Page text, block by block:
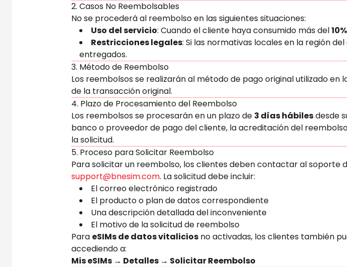
2. Casos No Reembolsables
No se procederá al reembolso en las siguientes situaciones:
Uso del servicio: Cuando el cliente haya consumido más del10%
Restricciones legales: Si las normativas locales en la región
entregados.
3. Método de Reembolso
Los reembolsos se realizarán al método de pago original utilizado
de la transacción original.
4. Plazo de Procesamiento del Reembolso
Los reembolsos se procesarán en un plazo de 3 días hábilesdesde
banco o proveedor de pago del cliente, la acreditación del
la solicitud.
5. Proceso para Solicitar Reembolso
Para solicitar un reembolso, los clientes deben contactar al soporte
support@bnesim.com. La solicitud debe incluir:
El correo electrónico registrado
El producto o plan de datos correspondiente
Una descripción detallada del inconveniente
El motivo de la solicitud de reembolso
Para eSIMs de datos vitalicios no activadas, los clientes también
accediendo a:
Mis eSIMs → Detalles → Solicitar Reembolso